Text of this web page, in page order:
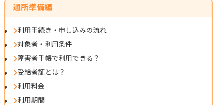
通所準備編
利用手続き・申し込みの流れ
対象者・利用条件
障害者手帳で利用できる？
受給者証とは？
利用料金
利用期間